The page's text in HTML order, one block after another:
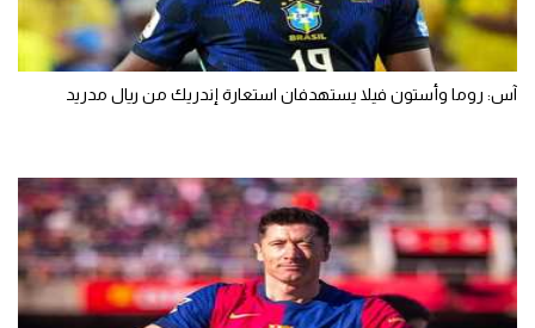
آس: روما وأستون فيلا يستهدفان استعارة إندريك من ريال مدريد